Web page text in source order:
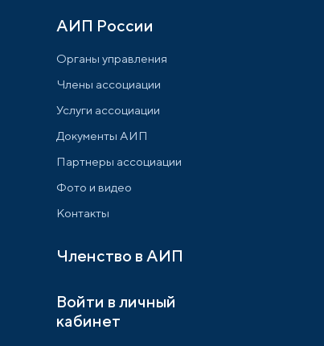
АИП России
Органы управления
Члены ассоциации
Услуги ассоциации
Документы АИП
Партнеры ассоциации
Фото и видео
Контакты
Членство в АИП
Войти в личный
кабинет